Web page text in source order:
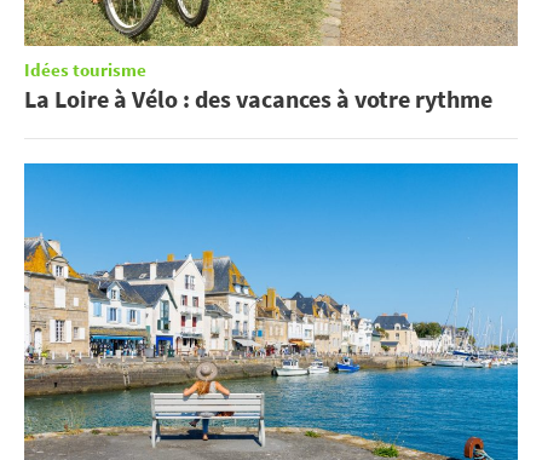
Idées tourisme
La Loire à Vélo : des vacances à votre rythme